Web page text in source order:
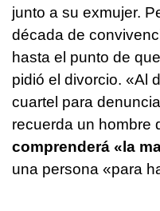
junto a su exmujer.
década de
hasta el punto de
pidió el divorcio. «Al
cuartel para
recuerda un hombre
comprenderá «la
una persona «para